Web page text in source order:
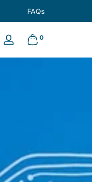
FAQs
Entrar
0